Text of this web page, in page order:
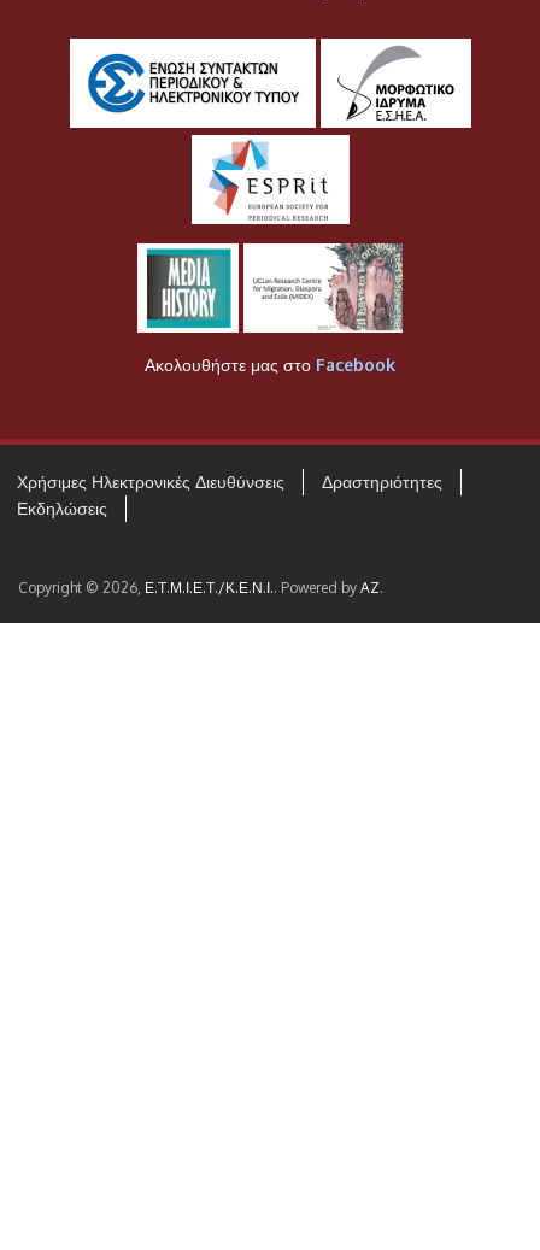
Ακολουθήστε μας στο Facebook
Χρήσιμες Ηλεκτρονικές Διευθύνσεις
Δραστηριότητες
Εκδηλώσεις
Copyright © 2026, Ε.Τ.Μ.Ι.Ε.Τ./Κ.Ε.Ν.Ι.. Powered by AZ.